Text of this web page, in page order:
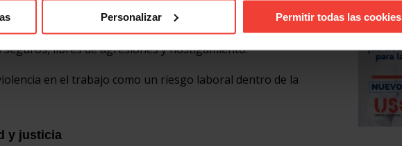
Personalizar Permitir todas las cookies
depresión y, en los casos más graves, incapacidades
de las empresas y las Administraciones
libres de agresiones y hostigamiento.
en el trabajo como un riesgo laboral dentro de la
y justicia